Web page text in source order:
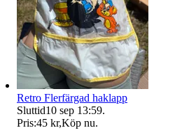
Retro Flerfärgad haklapp
Sluttid10 sep 13:59.
Pris:45 kr,Köp nu.